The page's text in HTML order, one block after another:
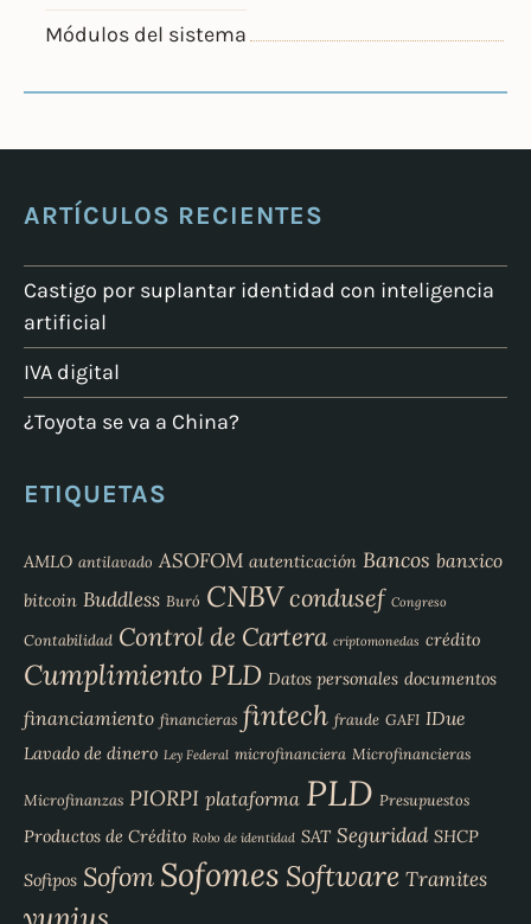
Módulos del sistema
ARTÍCULOS RECIENTES
Castigo por suplantar identidad con inteligencia
artificial
IVA digital
¿Toyota se va a China?
ETIQUETAS
AMLO antilavado ASOFOM autenticación Bancos banxico
bitcoin Buddless Buró CNBVcondusef Congreso
Contabilidad Control de Cartera criptomonedas crédito
Cumplimiento PLD Datos personales documentos
financiamiento financieras fintech fraude GAFI IDue
Lavado de dinero Ley Federal microfinanciera Microfinancieras
Microfinanzas PIORPI plataforma PLD Presupuestos
Productos de Crédito Robo de identidad SAT Seguridad SHCP
Sofipos Sofom Sofomes Software Tramites